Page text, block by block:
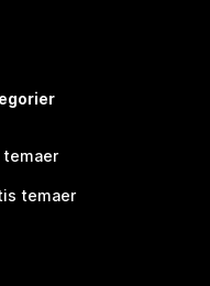
temaer
temaer